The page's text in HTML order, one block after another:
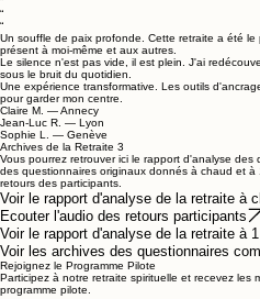
Next
Voir le rapport d'analyse
Archives
Verbatims "La Traversée intérieure"
Lorsque le Pilote de ce module sera terminé, vous
des participants
“
“
“
Un souffle de paix profonde. Cette retraite a été
présent à moi-même et aux autres.
Le silence n'est pas vide, il est plein. J'ai
sous le bruit du quotidien.
Une expérience transformative. Les outils
pour garder mon centre.
Claire M. — Annecy
Jean-Luc R. — Lyon
Sophie L. — Genève